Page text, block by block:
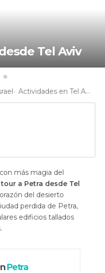
Tel Aviv
Actividades en Tel Aviv
más magia del
tour a Petra desde Tel
del desierto
perdida de Petra,
edificios tallados
Petra